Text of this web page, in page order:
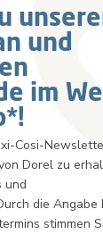
und
im
Cosi-
Dorel zu
und
die Angabe
stimmen